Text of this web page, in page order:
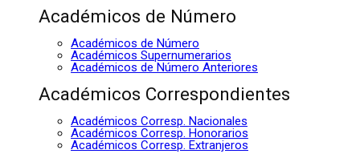
Académicos de Número
Académicos de Número
Académicos Supernumerarios
Académicos de Número Anteriores
Académicos Correspondientes
Académicos Corresp. Nacionales
Académicos Corresp. Honorarios
Académicos Corresp. Extranjeros